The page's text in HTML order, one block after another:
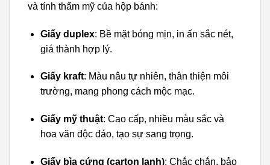
và tính thẩm mỹ của hộp bánh:
Giấy duplex: Bề mặt bóng mịn, in ấn sắc nét,
giá thành hợp lý.
Giấy kraft: Màu nâu tự nhiên, thân thiện môi
trường, mang phong cách mộc mạc.
Giấy mỹ thuật: Cao cấp, nhiều màu sắc và
hoa văn độc đáo, tạo sự sang trọng.
Giấy bìa cứng (carton lạnh): Chắc chắn, bảo